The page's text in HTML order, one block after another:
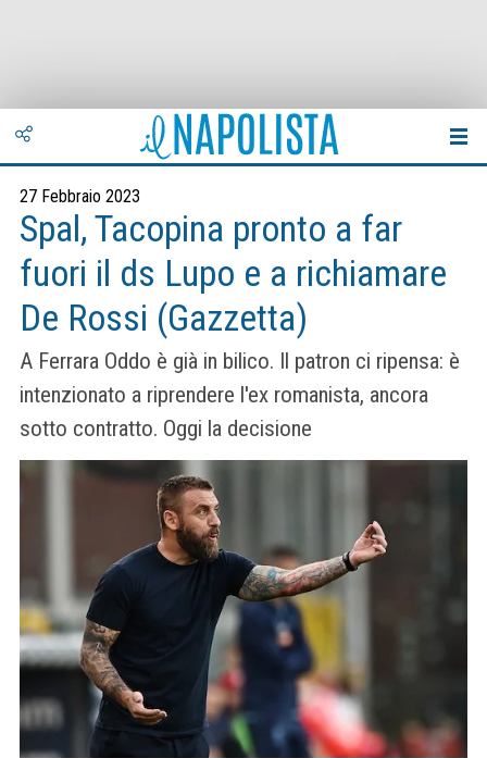
27 Febbraio 2023
Spal, Tacopina pronto a far
fuori il ds Lupo e a richiamare
De Rossi (Gazzetta)
A Ferrara Oddo è già in bilico. Il patron ci ripensa: è
intenzionato a riprendere l'ex romanista, ancora
sotto contratto. Oggi la decisione